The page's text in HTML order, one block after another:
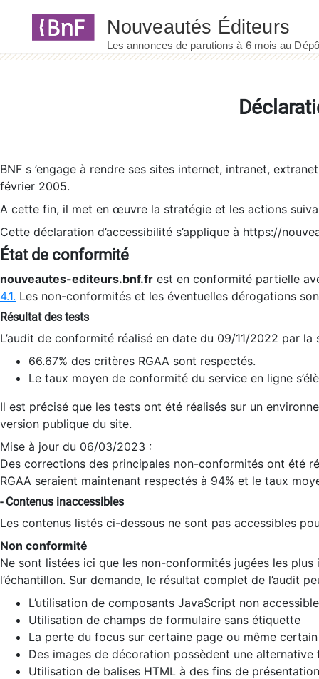
BNF s ’engage à rendre ses sites internet, intranet,
février 2005.
A cette fin, il met en œuvre la stratégie et les actions
Cette déclaration d’accessibilité s’applique à https://
État de conformité
nouveautes-editeurs.bnf.fr est en conformité partielle
4.1. Les non-conformités et les éventuelles dérogations
Résultat des tests
L’audit de conformité réalisé en date du 09/11/2022 par
66.67% des critères RGAA sont respectés.
Le taux moyen de conformité du service en ligne
Il est précisé que les tests ont été réalisés sur un
version publique du site.
Mise à jour du 06/03/2023 :
Des corrections des principales non-conformités ont été
RGAA seraient maintenant respectés à 94% et le taux
- Contenus inaccessibles
Les contenus listés ci-dessous ne sont pas accessibles
Non conformité
Ne sont listées ici que les non-conformités jugées les
l’échantillon. Sur demande, le résultat complet de l’audit
L’utilisation de composants JavaScript non
Utilisation de champs de formulaire sans étiquette
La perte du focus sur certaine page ou même
Des images de décoration possèdent une alternative
Utilisation de balises HTML à des fins de